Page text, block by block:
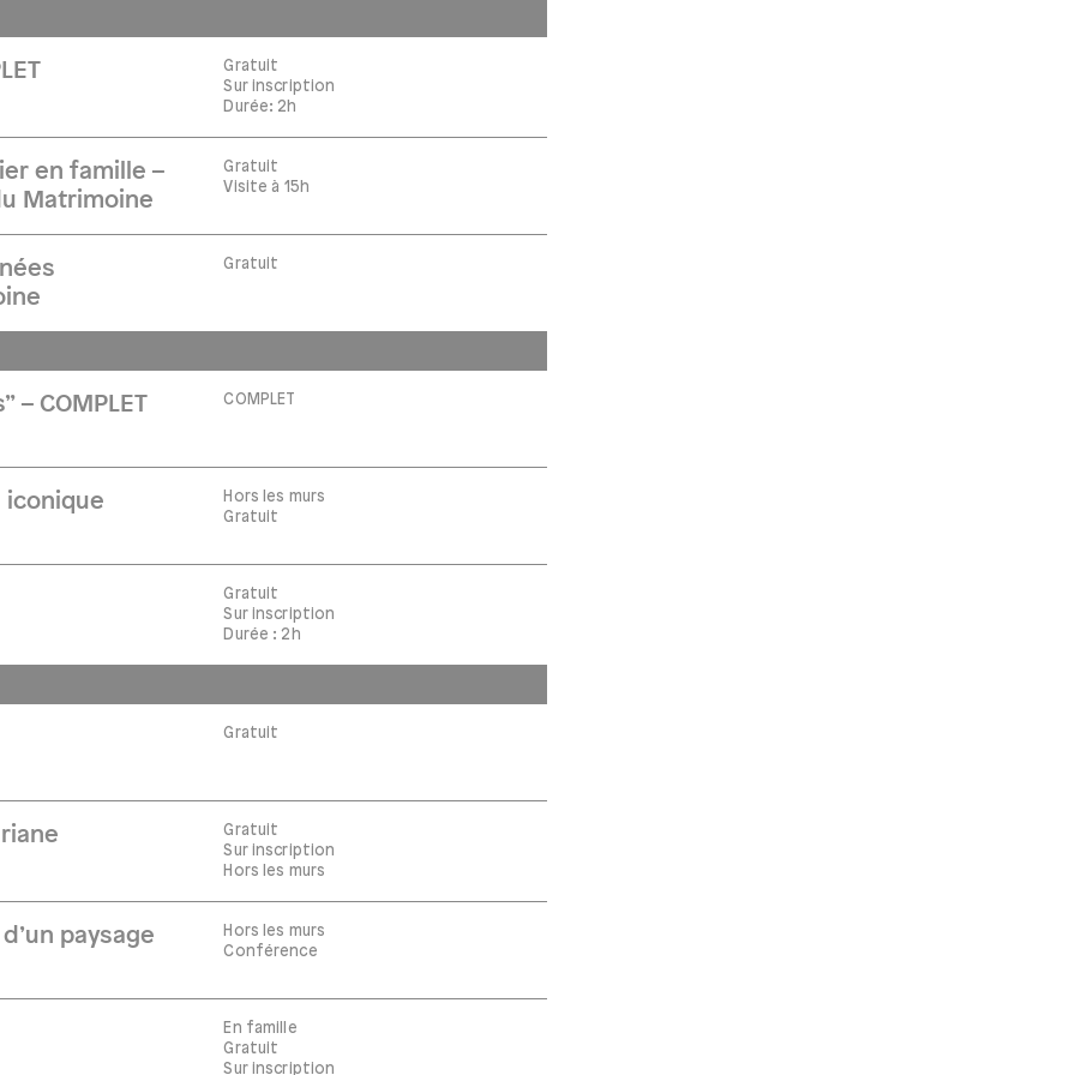
Gratuit
Sur inscription
Durée: 2h
en famille –
Matrimoine
Gratuit
Visite à 15h
Gratuit
– COMPLET COMPLET
iconique
Hors les murs
Gratuit
Gratuit
Sur inscription
Durée : 2h
Gratuit
Gratuit
Sur inscription
Hors les murs
paysage
Hors les murs
Conférence
En famille
Gratuit
Sur inscription